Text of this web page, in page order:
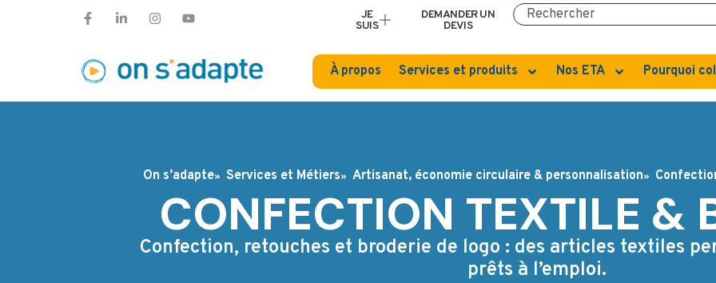
JE
SUIS
DEMANDER UN
DEVIS
À propos Services et produits Nos ETA Pourquoi
On s’adapte Services et Métiers Artisanat, économie circulaire & personnalisation
CONFECTION TEXTILE &
Confection, retouches et broderie de logo : des articles textiles
prêts à l’emploi.